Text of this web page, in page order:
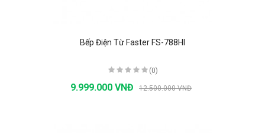
Bếp Điện Từ Faster FS-788HI
(0)
9.999.000 VNĐ 12.500.000 VNĐ